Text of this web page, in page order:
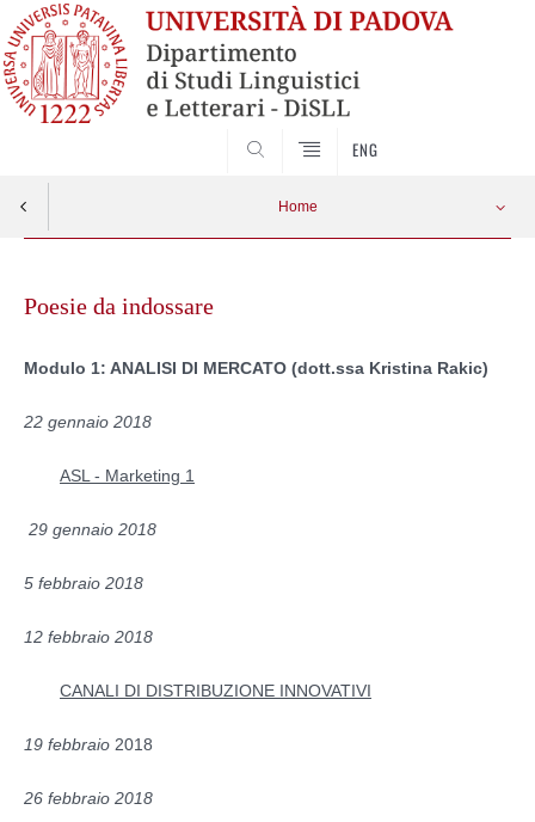
ENG
Home
contentPoesie da indossare
Modulo 1: ANALISI DI MERCATO (dott.ssa Kristina Rakic)
22 gennaio 2018
ASL - Marketing 1
29 gennaio 2018
5 febbraio 2018
12 febbraio 2018
CANALI DI DISTRIBUZIONE INNOVATIVI
19 febbraio 2018
26 febbraio 2018